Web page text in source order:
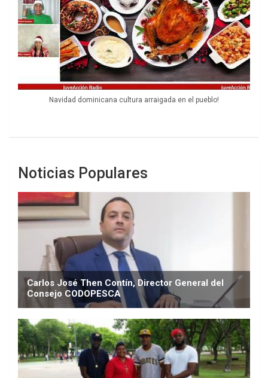
Navidad dominicana cultura arraigada en el pueblo!
Noticias Populares